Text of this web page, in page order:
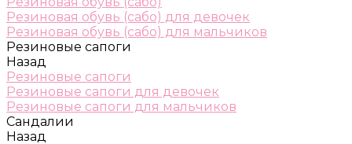
Резиновая обувь (сабо) для девочек
Резиновая обувь (сабо) для мальчиков
Резиновые сапоги
Назад
Резиновые сапоги
Резиновые сапоги для девочек
Резиновые сапоги для мальчиков
Сандалии
Назад